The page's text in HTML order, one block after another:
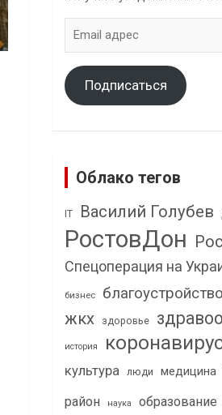
адрес
Подписаться
Облако тегов
IT Василий Голубев
РостовДон
Спецоперация на
бизнес благоустройство
жкх здоровье
история
культура люди медицина
район
наука образование